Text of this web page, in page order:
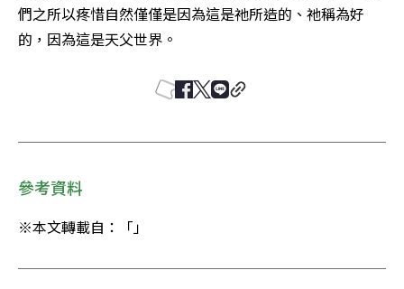
們之所以疼惜自然僅僅是因為這是祂所造的、祂稱為好
的，因為這是天父世界。
參考資料
※本文轉載自：「」